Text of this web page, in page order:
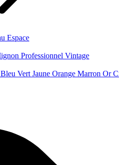
Espace
Professionnel Vintage
Bleu Vert Jaune Orange Marron Or